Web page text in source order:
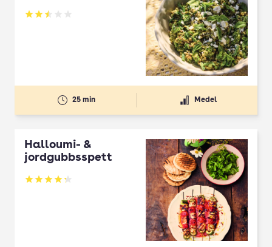
Betyg: 2.5 av 5
25 min Medel
Halloumi- &
jordgubbsspett
Betyg: 4.3 av 5